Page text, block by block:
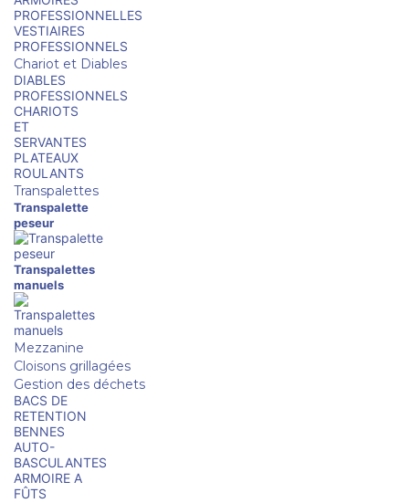
PROFESSIONNELLES
VESTIAIRES
PROFESSIONNELS
Chariot et Diables
DIABLES
PROFESSIONNELS
CHARIOTS
ET
SERVANTES
PLATEAUX
ROULANTS
Transpalettes
Transpalette
peseur
Transpalettes
manuels
Mezzanine
Cloisons grillagées
Gestion des déchets
BACS DE
RETENTION
BENNES
AUTO-
BASCULANTES
ARMOIRE A
FÛTS